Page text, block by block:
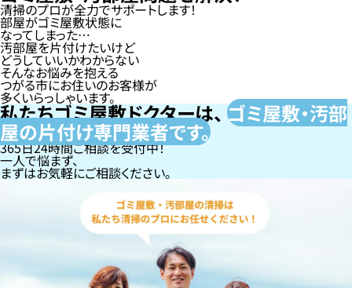
清掃のプロが全力でサポートします！
部屋がゴミ屋敷状態に
なってしまった…
汚部屋を片付けたいけど
どうしていいかわからない
そんなお悩みを抱える
つがる市にお住いのお客様が
多くいらっしゃいます。
私たちゴミ屋敷ドクターは、ゴミ屋敷・汚部
屋の片付け専門業者です。
365日24時間ご相談を受付中！
一人で悩まず、
まずはお気軽にご相談ください。